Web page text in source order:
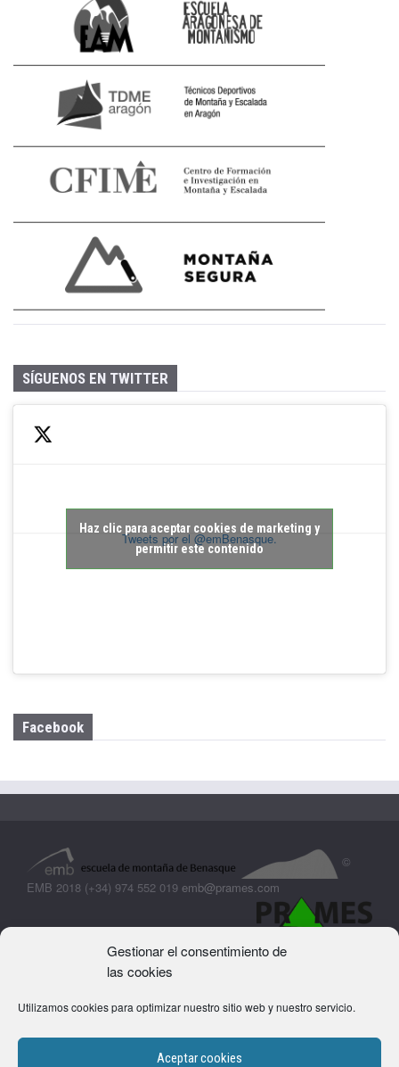
Gestionar el consentimiento de
las cookies
Utilizamos cookies para optimizar nuestro sitio web y nuestro servicio.
Aceptar cookies
SÍGUENOS EN TWITTER
Tweets por el @emBenasque.
Haz clic para aceptar cookies de marketing y
permitir este contenido
Facebook
©
EMB 2018 (+34) 974 552 019 emb@prames.com